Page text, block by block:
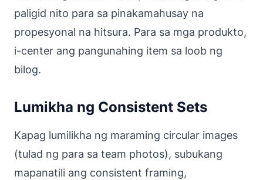
paligid nito para sa pinakamahusay na
propesyonal na hitsura. Para sa mga produkto,
i-center ang pangunahing item sa loob ng
bilog.
Lumikha ng Consistent Sets
Kapag lumilikha ng maraming circular images
(tulad ng para sa team photos), subukang
mapanatili ang consistent framing,